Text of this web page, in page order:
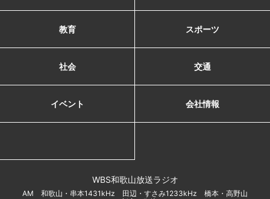
教育 スポーツ
社会 交通
イベント 会社情報
WBS和歌山放送ラジオ
AM 和歌山・串本1431kHz 田辺・すさみ1233kHz 橋本・高野山